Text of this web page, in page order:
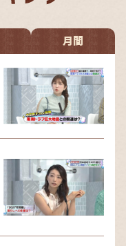
月間